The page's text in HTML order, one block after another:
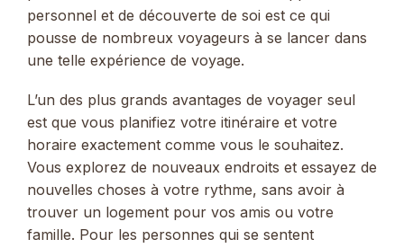
personnel et de découverte de soi est ce qui
pousse de nombreux voyageurs à se lancer dans
une telle expérience de voyage.
L’un des plus grands avantages de voyager seul
est que vous planifiez votre itinéraire et votre
horaire exactement comme vous le souhaitez.
Vous explorez de nouveaux endroits et essayez de
nouvelles choses à votre rythme, sans avoir à
trouver un logement pour vos amis ou votre
famille. Pour les personnes qui se sentent